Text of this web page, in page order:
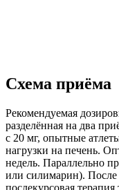
Схема приёма
Рекомендуемая
разделённая на два
с 20 мг, опытные
нагрузки на печень.
недель. Параллельно
или силимарин). После